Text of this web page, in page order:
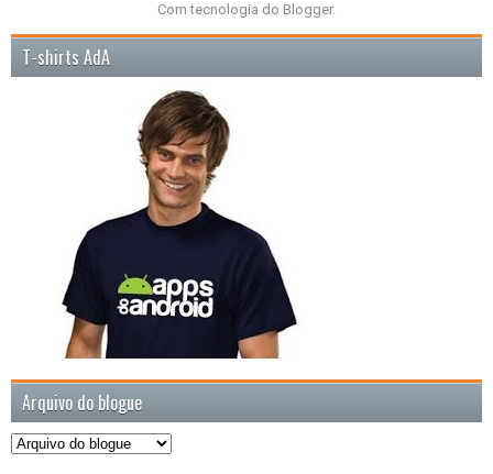
Com tecnologia do Blogger.
T-shirts AdA
Arquivo do blogue